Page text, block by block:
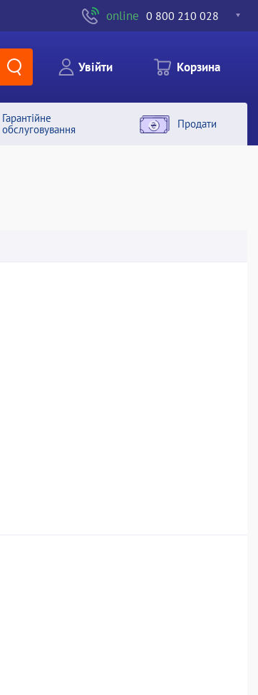
online 0 800 210 028
Увiйти Корзина
Гарантiйне
обслуговування
Продати